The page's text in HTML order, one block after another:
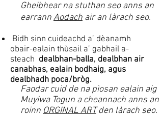
Bidh sinn cuideachd a’ dèanamh
obair-ealain thùsail a’ gabhail a-
steach dealbhan-balla, dealbhan air
canabhas, ealain bodhaig, agus
dealbhadh poca/bròg.
Gheibhear na stuthan seo anns an
earrannAodach air an làrach seo.
Faodar cuid de na pìosan ealain aig
Muyiwa Togun a cheannach anns an
roinnORGINAL ARTden làrach seo.